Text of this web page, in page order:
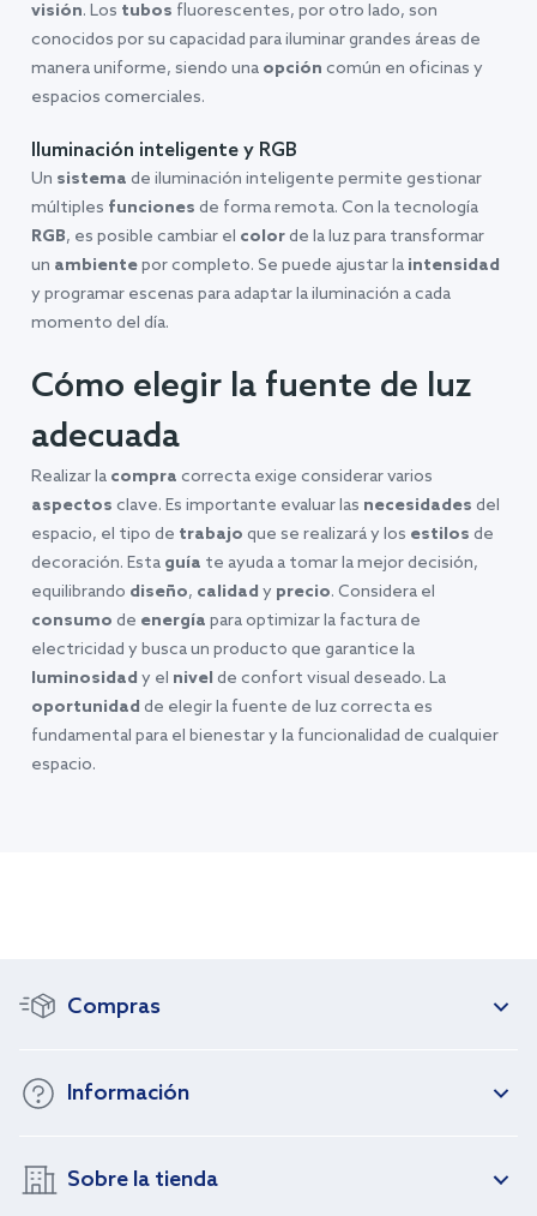
visión. Los tubos fluorescentes, por otro lado, son
conocidos por su capacidad para iluminar grandes áreas de
manera uniforme, siendo una opción común en oficinas y
espacios comerciales.
Iluminación inteligente y RGB
Un sistema de iluminación inteligente permite gestionar
múltiples funciones de forma remota. Con la tecnología
RGB, es posible cambiar el colorde la luz para transformar
un ambientepor completo. Se puede ajustar la intensidad
y programar escenas para adaptar la iluminación a cada
momento del día.
Cómo elegir la fuente de luz
adecuada
Realizar la compra correcta exige considerar varios
aspectos clave. Es importante evaluar las necesidades del
espacio, el tipo de trabajo que se realizará y los estilos de
decoración. Esta guía te ayuda a tomar la mejor decisión,
equilibrando diseño, calidad y precio. Considera el
consumo de energía para optimizar la factura de
electricidad y busca un producto que garantice la
luminosidad y el nivel de confort visual deseado. La
oportunidad de elegir la fuente de luz correcta es
fundamental para el bienestar y la funcionalidad de cualquier
espacio.
Compras
Información
Sobre la tienda